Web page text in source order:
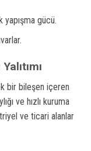
yapışma gücü.
bir bileşen içeren
ve hızlı kuruma
ve ticari alanlar